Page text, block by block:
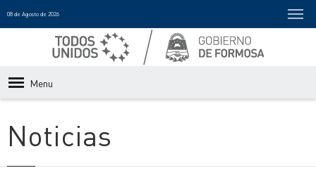
08 de Agosto de 2026
Menu
Noticias